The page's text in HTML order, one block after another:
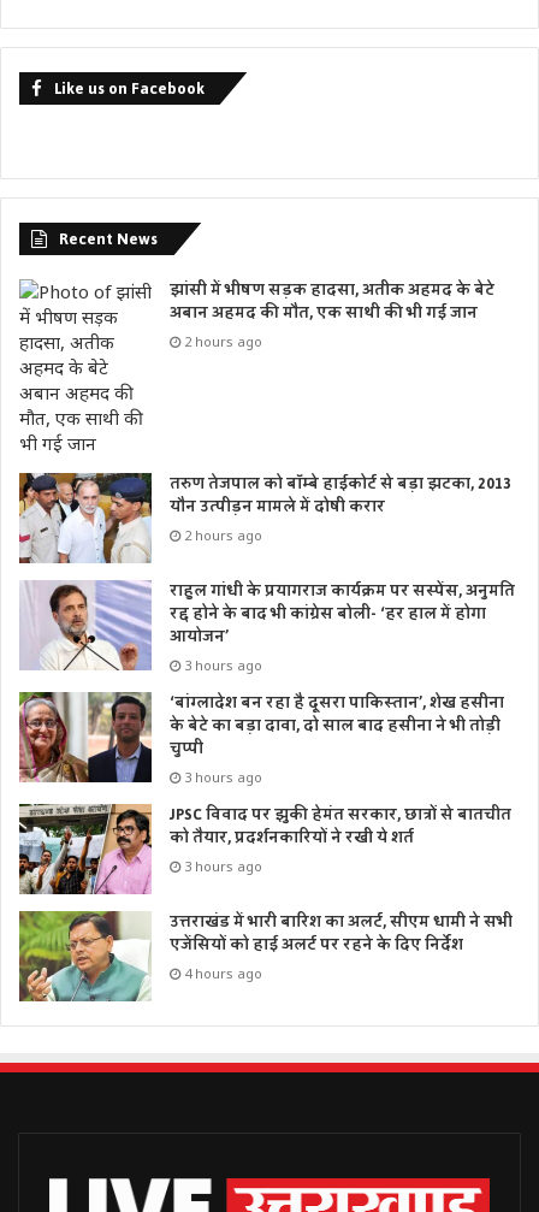
Like us on Facebook
Recent News
झांसी में भीषण सड़क हादसा, अतीक अहमद के बेटे
अबान अहमद की मौत, एक साथी की भी गई जान
2 hours ago
तरुण तेजपाल को बॉम्बे हाईकोर्ट से बड़ा झटका, 2013
यौन उत्पीड़न मामले में दोषी करार
2 hours ago
राहुल गांधी के प्रयागराज कार्यक्रम पर सस्पेंस, अनुमति
रद्द होने के बाद भी कांग्रेस बोली- ‘हर हाल में होगा
आयोजन’
3 hours ago
‘बांग्लादेश बन रहा है दूसरा पाकिस्तान’, शेख हसीना
के बेटे का बड़ा दावा, दो साल बाद हसीना ने भी तोड़ी
चुप्पी
3 hours ago
JPSC विवाद पर झुकी हेमंत सरकार, छात्रों से बातचीत
को तैयार, प्रदर्शनकारियों ने रखी ये शर्त
3 hours ago
उत्तराखंड में भारी बारिश का अलर्ट, सीएम धामी ने सभी
एजेंसियों को हाई अलर्ट पर रहने के दिए निर्देश
4 hours ago